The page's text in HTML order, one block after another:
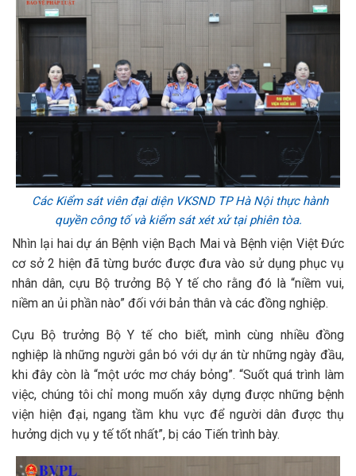
Các Kiểm sát viên đại diện VKSND TP Hà Nội thực hành
quyền công tố và kiểm sát xét xử tại phiên tòa.
Nhìn lại hai dự án Bệnh viện Bạch Mai và Bệnh viện Việt Đức
cơ sở 2 hiện đã từng bước được đưa vào sử dụng phục vụ
nhân dân, cựu Bộ trưởng Bộ Y tế cho rằng đó là “niềm vui,
niềm an ủi phần nào” đối với bản thân và các đồng nghiệp.
Cựu Bộ trưởng Bộ Y tế cho biết, mình cùng nhiều đồng
nghiệp là những người gắn bó với dự án từ những ngày đầu,
khi đây còn là “một ước mơ cháy bỏng”. “Suốt quá trình làm
việc, chúng tôi chỉ mong muốn xây dựng được những bệnh
viện hiện đại, ngang tầm khu vực để người dân được thụ
hưởng dịch vụ y tế tốt nhất”, bị cáo Tiến trình bày.